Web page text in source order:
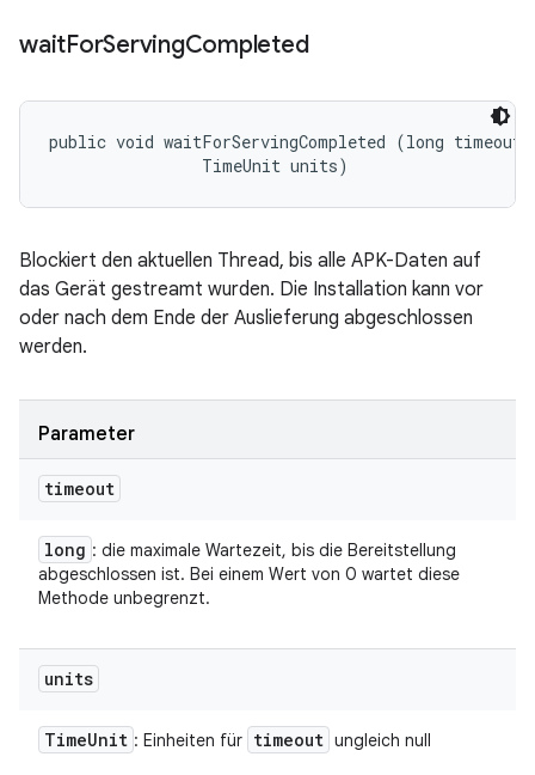
waitForServingCompleted
public void waitForServingCompleted (long
                TimeUnit units)
Blockiert den aktuellen Thread, bis alle APK-Daten auf
das Gerät gestreamt wurden. Die Installation kann vor
oder nach dem Ende der Auslieferung abgeschlossen
werden.
Parameter
timeout
long : die maximale Wartezeit, bis die Bereitstellung
abgeschlossen ist. Bei einem Wert von 0 wartet diese
Methode unbegrenzt.
units
TimeUnit : Einheiten für timeout ungleich null